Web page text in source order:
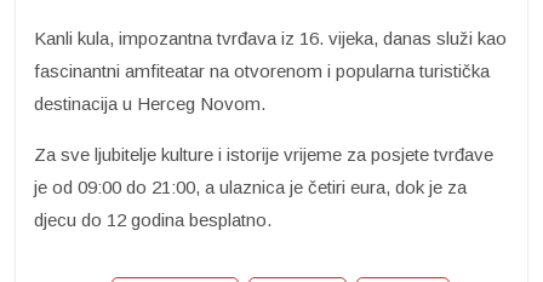
Kanli kula, impozantna tvrđava iz 16. vijeka, danas služi kao
fascinantni amfiteatar na otvorenom i popularna turistička
destinacija u Herceg Novom.
Za sve ljubitelje kulture i istorije vrijeme za posjete tvrđave
je od 09:00 do 21:00, a ulaznica je četiri eura, dok je za
djecu do 12 godina besplatno.